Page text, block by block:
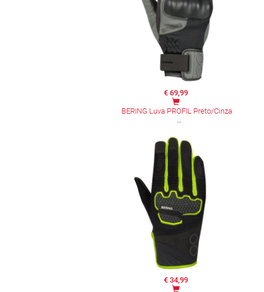
€ 69,99
BERING Luva PROFIL Preto/Cinza
€ 34,99